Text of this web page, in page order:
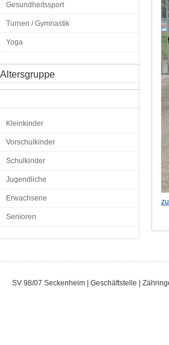
Gesundheitssport
Turnen / Gymnastik
Yoga
Altersgruppe
Kleinkinder
Vorschulkinder
Schulkinder
Jugendliche
Erwachsene
Senioren
SV 98/07 Seckenheim | Geschäftstelle |